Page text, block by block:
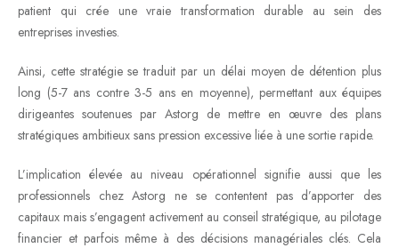
patient qui crée une vraie transformation durable au sein des
entreprises investies.
Ainsi, cette stratégie se traduit par un délai moyen de détention plus
long (5-7 ans contre 3-5 ans en moyenne), permettant aux équipes
dirigeantes soutenues par Astorg de mettre en œuvre des plans
stratégiques ambitieux sans pression excessive liée à une sortie rapide.
L’implication élevée au niveau opérationnel signifie aussi que les
professionnels chez Astorg ne se contentent pas d’apporter des
capitaux mais s’engagent activement au conseil stratégique, au pilotage
financier et parfois même à des décisions managériales clés. Cela